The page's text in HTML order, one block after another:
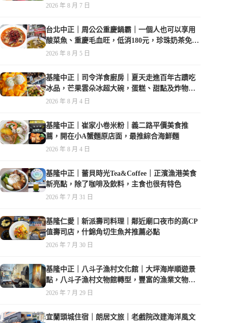
2026 年 8 月 7 日
台北中正｜周公公重慶鍋霸｜一個人也可以享用
酸菜魚、重慶毛血旺，低消180元，珍珠奶茶免費
喝到爽
2026 年 8 月 5 日
基隆中正｜司令洋食廚房｜夏天走進百年古蹟吃
冰品，芒果雲朵冰超大碗，蛋糕、甜點及炸物都
在水準之上
2026 年 8 月 4 日
基隆中正｜崔家小卷米粉｜義二路平價美食推
薦，開在小A蟹麵原店面，最推綜合海鮮麵
2026 年 8 月 4 日
基隆中正｜蕾貝時光Tea&Coffee｜正濱漁港美食
新亮點，除了咖啡及飲料，主食也很有特色
2026 年 7 月 31 日
基隆仁愛｜新派壽司料理｜鄰近廟口夜市的高CP
值壽司店，什錦角切生魚丼推薦必點
2026 年 7 月 30 日
基隆中正｜八斗子漁村文化館｜大坪海岸順遊景
點，八斗子漁村文物館轉型，豐富的漁業文物，
值得走訪
2026 年 7 月 29 日
宜蘭頭城住宿｜朗居文旅｜老戲院改建海洋風文